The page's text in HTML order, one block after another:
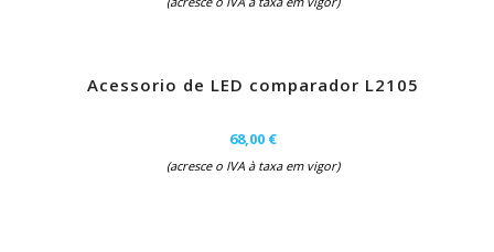
Acessorio de LED comparador L2105
68,00 €
(acresce o IVA à taxa em vigor)